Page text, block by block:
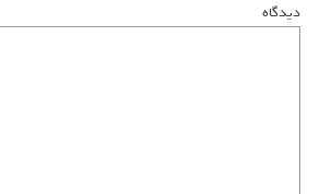
دیدگاه